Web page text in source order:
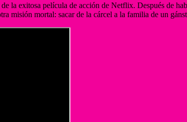
de la exitosa película de acción de Netflix. Después de
misión mortal: sacar de la cárcel a la familia de un